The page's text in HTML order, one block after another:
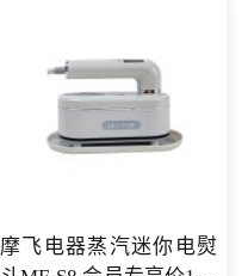
摩飞电器蒸汽迷你电熨